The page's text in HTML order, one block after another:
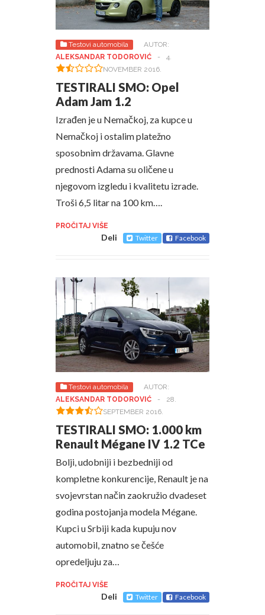
Testovi automobila
AUTOR:
ALEKSANDAR TODOROVIĆ
-
4.
NOVEMBER 2016.
TESTIRALI SMO: Opel
Adam Jam 1.2
Izrađen je u Nemačkoj, za kupce u
Nemačkoj i ostalim platežno
sposobnim državama. Glavne
prednosti Adama su oličene u
njegovom izgledu i kvalitetu izrade.
Troši 6,5 litar na 100 km….
PROČITAJ VIŠE
Deli Twitter Facebook
Testovi automobila
AUTOR:
ALEKSANDAR TODOROVIĆ
-
28.
SEPTEMBER 2016.
TESTIRALI SMO: 1.000 km
Renault Mégane IV 1.2 TCe
Bolji, udobniji i bezbedniji od
kompletne konkurencije, Renault je na
svojevrstan način zaokružio dvadeset
godina postojanja modela Mégane.
Kupci u Srbiji kada kupuju nov
automobil, znatno se češće
opredeljuju za…
PROČITAJ VIŠE
Deli Twitter Facebook